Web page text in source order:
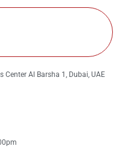
Center Al Barsha 1, Dubai, UAE